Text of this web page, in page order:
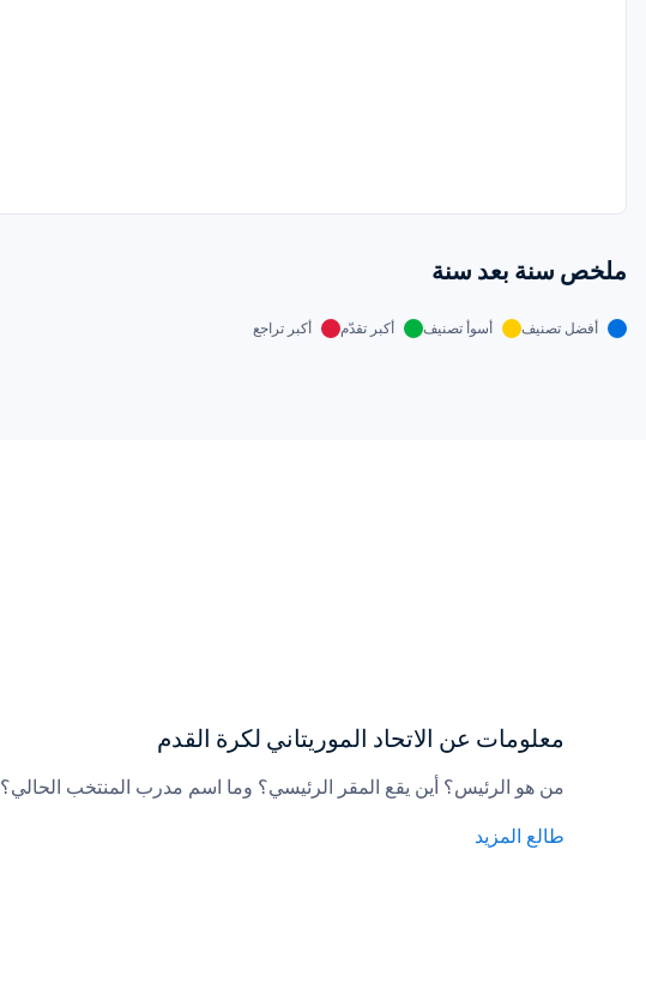
ملخص سنة بعد سنة
أفضل تصنيف أسوأ تصنيف أكبر تقدّم أكبر تراجع
معلومات عن الاتحاد الموريتاني لكرة القدم
من هو الرئيس؟ أين يقع المقر الرئيسي؟ وما اسم مدرب المنتخب الحالي؟
طالع المزيد